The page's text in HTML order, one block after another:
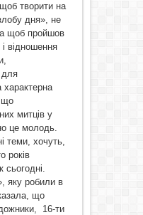
творити на
дня», не
щоб пройшов
відношення
характерна
що
митців у
це молодь.
теми, хочуть,
років
сьогодні.
яку робили в
що
16-ти